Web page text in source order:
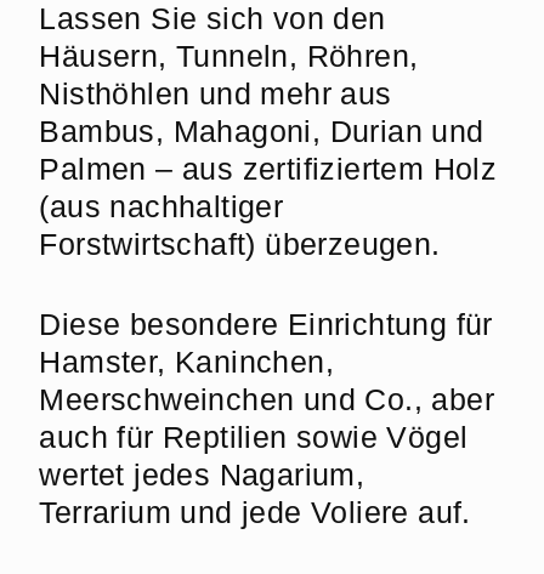
Lassen Sie sich von den
Häusern, Tunneln, Röhren,
Nisthöhlen und mehr aus
Bambus, Mahagoni, Durian und
Palmen – aus zertifiziertem Holz
(aus nachhaltiger
Forstwirtschaft) überzeugen.
Diese besondere Einrichtung für
Hamster, Kaninchen,
Meerschweinchen und Co., aber
auch für Reptilien sowie Vögel
wertet jedes Nagarium,
Terrarium und jede Voliere auf.